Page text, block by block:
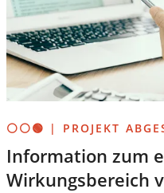
⚪⚪🟢 | PROJEKT
Information zum
Wirkungsbereich